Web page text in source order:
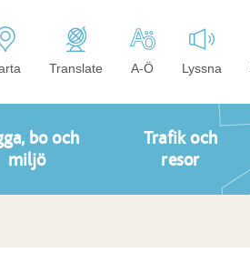
Translate A-Ö Lyssna
bo och
miljö
Trafik och
resor